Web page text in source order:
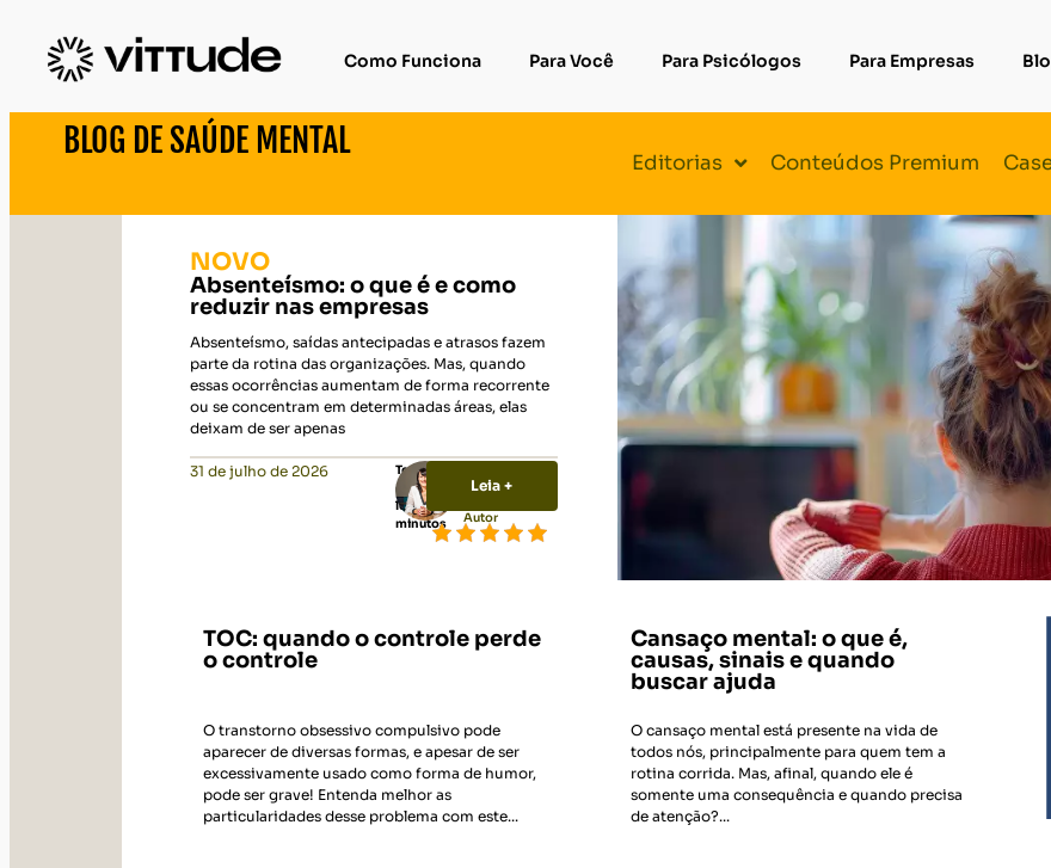
Como Funciona Para Você Para Psicólogos Para Empresas
BLOG DE SAÚDE MENTAL
Editorias Conteúdos Premium
NOVO
Absenteísmo: o que é e como
reduzir nas empresas
Absenteísmo, saídas antecipadas e atrasos fazem
parte da rotina das organizações. Mas, quando
essas ocorrências aumentam de forma recorrente
ou se concentram em determinadas áreas, elas
deixam de ser apenas
31 de julho de 2026
Tempo
de
leitura:
minutos
Tatiana
Autor
Leia +
TOC: quando o controle perde
o controle
O transtorno obsessivo compulsivo pode
aparecer de diversas formas, e apesar de ser
excessivamente usado como forma de humor,
pode ser grave! Entenda melhor as
particularidades desse problema com este...
Cansaço mental: o que é,
causas, sinais e quando
buscar ajuda
O cansaço mental está presente na vida de
todos nós, principalmente para quem tem a
rotina corrida. Mas, afinal, quando ele é
somente uma consequência e quando precisa
de atenção?...